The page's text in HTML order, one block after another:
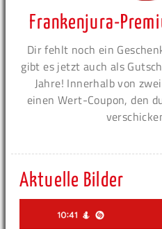
Frankenjura-
Dir fehlt noch ein
gibt es jetzt auch als
Jahre! Innerhalb von
einen Wert-Coupon, den
Aktuelle Bilder